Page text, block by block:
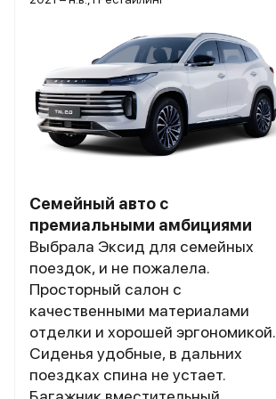
Семейный авто с
премиальными амбициями
Выбрала Эксид для семейных
поездок, и не пожалела.
Просторный салон с
качественными материалами
отделки и хорошей эргономикой.
Сиденья удобные, в дальних
поездках спина не устает.